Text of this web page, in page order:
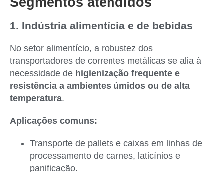
1. Indústria alimentícia e de bebidas
No setor alimentício, a robustez dos
transportadores de correntes metálicas se alia à
necessidade de higienização frequente e
resistência a ambientes úmidos ou de alta
temperatura.
Aplicações comuns:
Transporte de pallets e caixas em linhas de
processamento de carnes, laticínios e
panificação.